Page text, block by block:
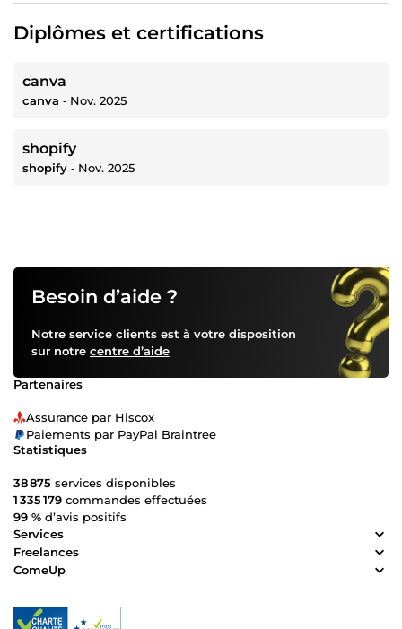
Diplômes et certifications
canva
canva ‐ Nov. 2025
shopify
shopify ‐ Nov. 2025
Besoin d’aide ?
Notre service clients est à votre disposition
sur notre centre d’aide
Partenaires
Assurance par Hiscox
Paiements par PayPal Braintree
Statistiques
38 875 services disponibles
1 335 179 commandes effectuées
99 % d’avis positifs
Services
Freelances
ComeUp